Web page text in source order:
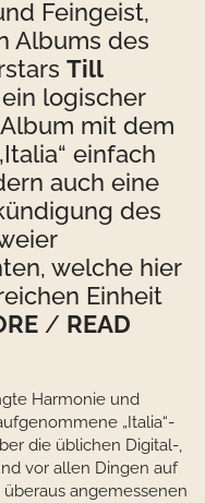
Feingeist,
Albums des
Till
logischer
mit dem
einfach
auch eine
des
welche hier
Einheit
/ READ
Harmonie und
„Italia“-
die üblichen Digital-,
vor allen Dingen auf
angemessenen